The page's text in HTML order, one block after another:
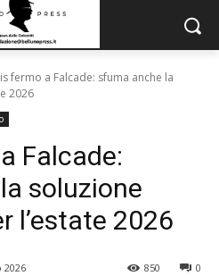
fermo a Falcade: sfuma anche la
2026
Falcade:
soluzione
l’estate 2026
2026 0
850